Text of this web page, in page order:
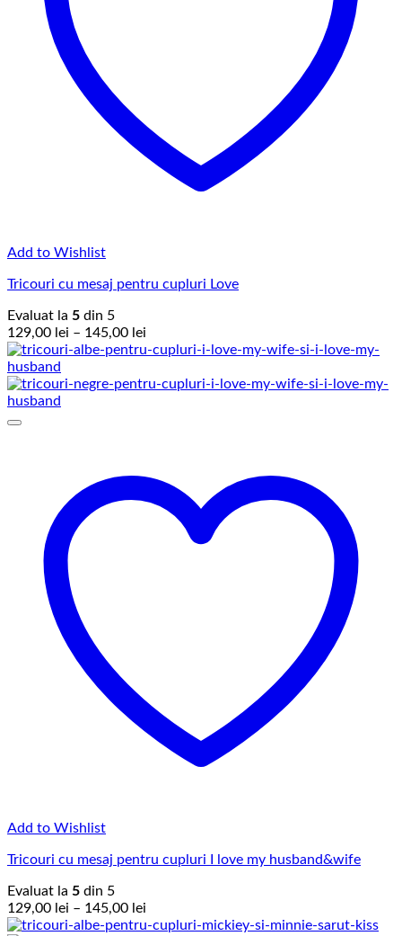
Add to Wishlist
Tricouri cu mesaj pentru cupluri Love
Evaluat la 5 din 5
129,00 lei – 145,00 lei
de
129,00 lei
Add to Wishlist
Tricouri cu mesaj pentru cupluri I love my husband&wife
Evaluat la 5 din 5
129,00 lei – 145,00 lei
de